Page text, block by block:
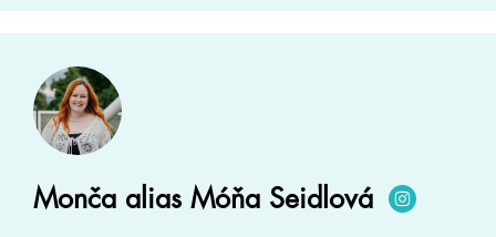
Monča alias Móňa Seidlová